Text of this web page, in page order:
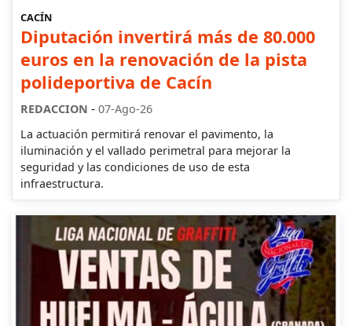
CACÍN
Diputación invertirá más de 80.000
euros en la renovación de la pista
polideportiva de Cacín
REDACCION - 07-Ago-26
La actuación permitirá renovar el pavimento, la
iluminación y el vallado perimetral para mejorar la
seguridad y las condiciones de uso de esta
infraestructura.